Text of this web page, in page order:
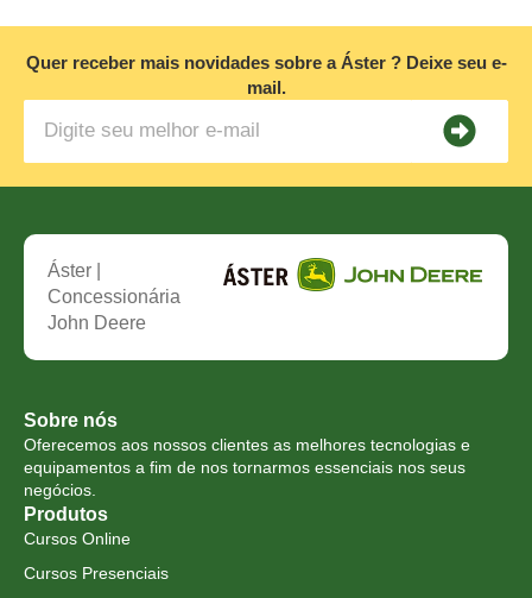
Quer receber mais novidades sobre a Áster ? Deixe seu e-
mail.
Áster |
Concessionária
John Deere
Sobre nós
Oferecemos aos nossos clientes as melhores tecnologias e
equipamentos a fim de nos tornarmos essenciais nos seus
negócios.
Produtos
Cursos Online
Cursos Presenciais